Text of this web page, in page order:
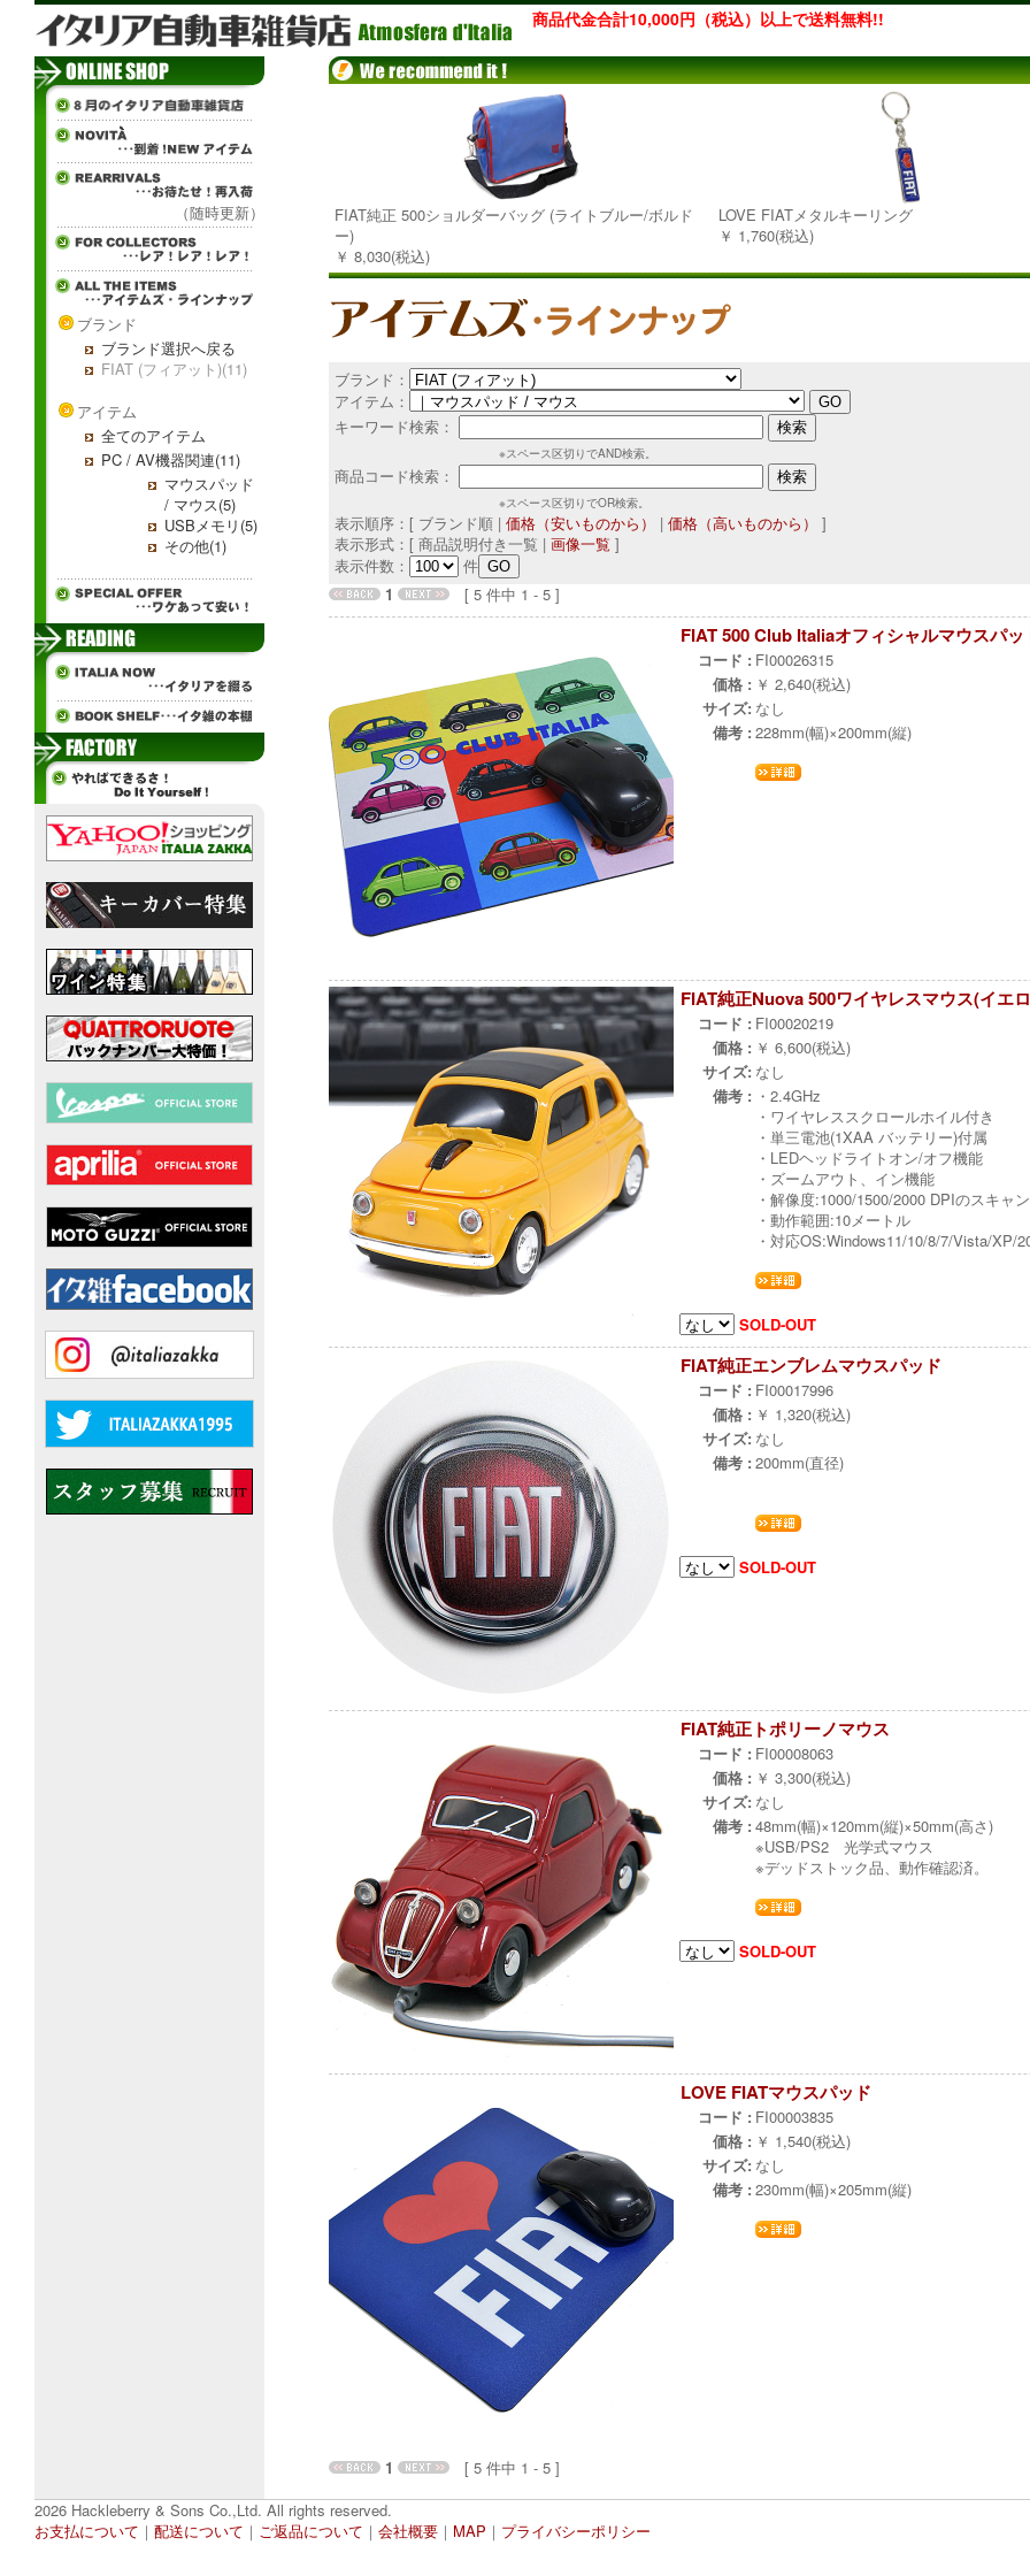
商品代金合計10,000円（税込）以上で送料無料!!
（随時更新）
ブランド
ブランド選択へ戻る
FIAT (フィアット)(11)
アイテム
全てのアイテム
PC / AV機器関連(11)
マウスパッド
/ マウス(5)
USBメモリ(5)
その他(1)
FIAT純正 500ショルダーバッグ (ライトブルー/ボルド
ー)
￥ 8,030(税込)
LOVE FIATメタルキーリング
￥ 1,760(税込)
ブランド：
アイテム：
キーワード検索：
※スペース区切りでAND検索。
商品コード検索：
※スペース区切りでOR検索。
表示順序：[ ブランド順 | 価格（安いものから） | 価格（高いものから）
]
表示形式：[ 商品説明付き一覧 | 画像一覧 ]
表示件数：
件
1
[ 5 件中 1 - 5 ]
FIAT 500 Club Italiaオフィシャルマウスパッ
コード : FI00026315
価格 : ￥ 2,640(税込)
サイズ: なし
備考 : 228mm(幅)×200mm(縦)
FIAT純正Nuova 500ワイヤレスマウス(イエ
コード : FI00020219
価格 : ￥ 6,600(税込)
サイズ: なし
備考 : ・2.4GHz
・ワイヤレススクロールホイル付き
・単三電池(1XAA バッテリー)付属
・LEDヘッドライトオン/オフ機能
・ズームアウト、イン機能
・解像度:1000/1500/2000 DPIのスキャ
・動作範囲:10メートル
・対応OS:Windows11/10/8/7/Vista/XP/
SOLD-OUT
FIAT純正エンブレムマウスパッド
コード : FI00017996
価格 : ￥ 1,320(税込)
サイズ: なし
備考 : 200mm(直径)
SOLD-OUT
FIAT純正トポリーノマウス
コード : FI00008063
価格 : ￥ 3,300(税込)
サイズ: なし
備考 : 48mm(幅)×120mm(縦)×50mm(高さ)
※USB/PS2 光学式マウス
※デッドストック品、動作確認済。
SOLD-OUT
LOVE FIATマウスパッド
コード : FI00003835
価格 : ￥ 1,540(税込)
サイズ: なし
備考 : 230mm(幅)×205mm(縦)
1
[ 5 件中 1 - 5 ]
2026 Hackleberry & Sons Co.,Ltd. All rights reserved.
お支払について ｜ 配送について ｜ ご返品について ｜ 会社概要 ｜ MAP ｜ プライバシーポリシー